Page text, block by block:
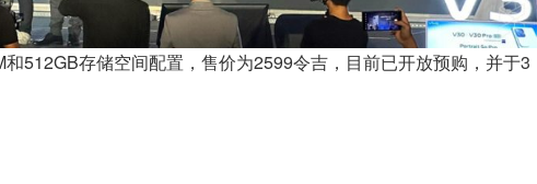
512GB存储空间配置，售价为2599令吉，目前已开放预购，并于3